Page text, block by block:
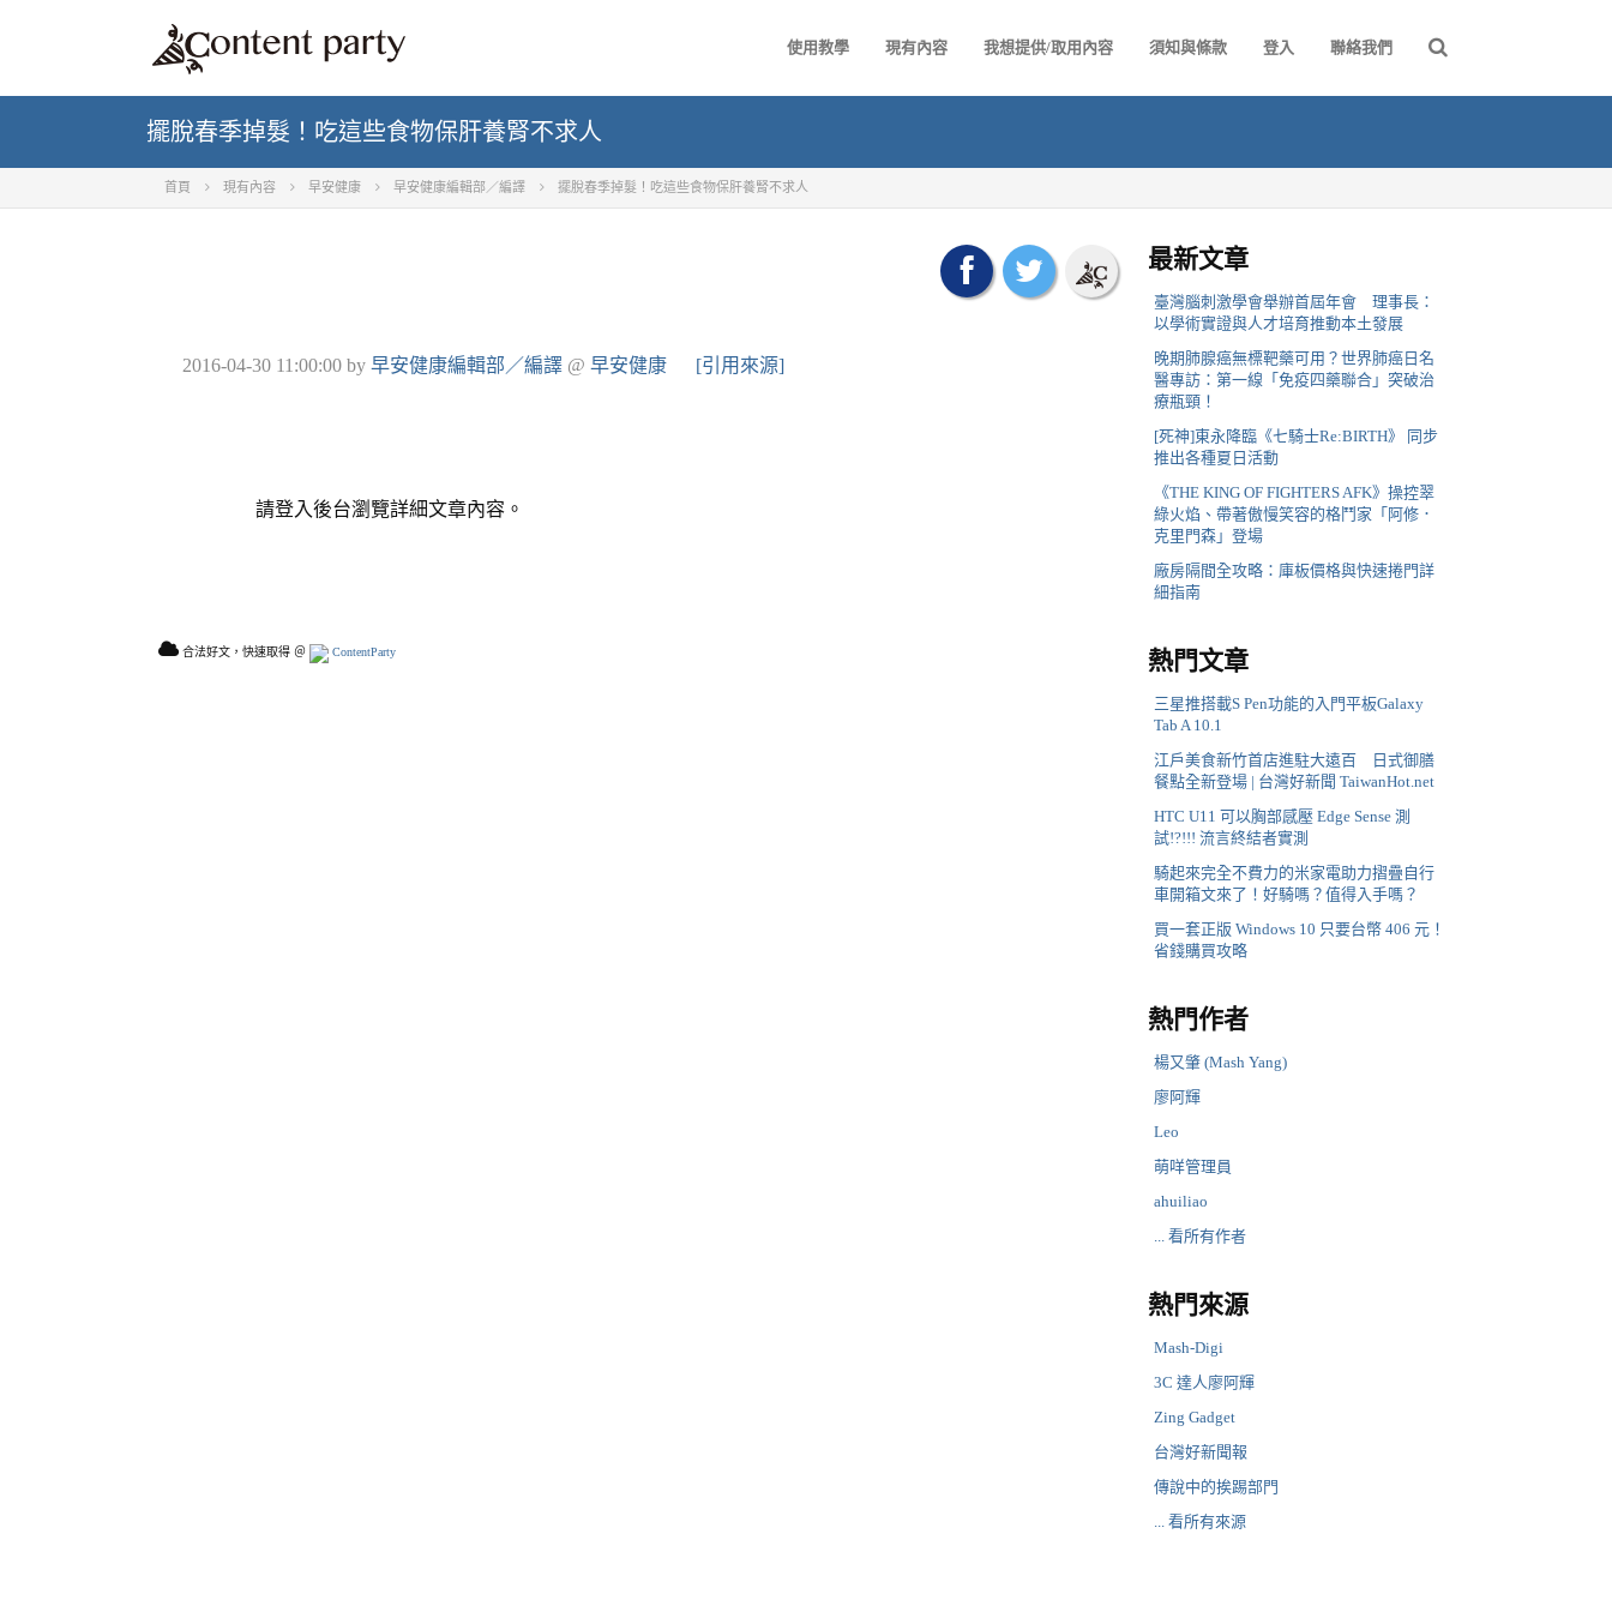
使用教學 現有內容 我想提供/取用內容 須知與條款 登入 聯絡我們
擺脫春季掉髮！吃這些食物保肝養腎不求人
首頁 現有內容 早安健康 早安健康編輯部／編譯 擺脫春季掉髮！吃這些食物保肝養腎不求人
2016-04-30 11:00:00 by 早安健康編輯部／編譯 @ 早安健康 [引用來源]
請登入後台瀏覽詳細文章內容。
合法好文，快速取得 ＠ ContentParty
最新文章
臺灣腦刺激學會舉辦首屆年會 理事長：
以學術實證與人才培育推動本土發展
晚期肺腺癌無標靶藥可用？世界肺癌日名
醫專訪：第一線「免疫四藥聯合」突破治
療瓶頸！
[死神]東永降臨《七騎士Re:BIRTH》 同步
推出各種夏日活動
《THE KING OF FIGHTERS AFK》操控翠
綠火焰、帶著傲慢笑容的格鬥家「阿修．
克里門森」登場
廠房隔間全攻略：庫板價格與快速捲門詳
細指南
熱門文章
三星推搭載S Pen功能的入門平板Galaxy
Tab A 10.1
江戶美食新竹首店進駐大遠百 日式御膳
餐點全新登場 | 台灣好新聞 TaiwanHot.net
HTC U11 可以胸部感壓 Edge Sense 測
試!?!!! 流言終結者實測
騎起來完全不費力的米家電助力摺疊自行
車開箱文來了！好騎嗎？值得入手嗎？
買一套正版 Windows 10 只要台幣 406 元！
省錢購買攻略
熱門作者
楊又肇 (Mash Yang)
廖阿輝
Leo
萌咩管理員
ahuiliao
... 看所有作者
熱門來源
Mash-Digi
3C 達人廖阿輝
Zing Gadget
台灣好新聞報
傳說中的挨踢部門
... 看所有來源